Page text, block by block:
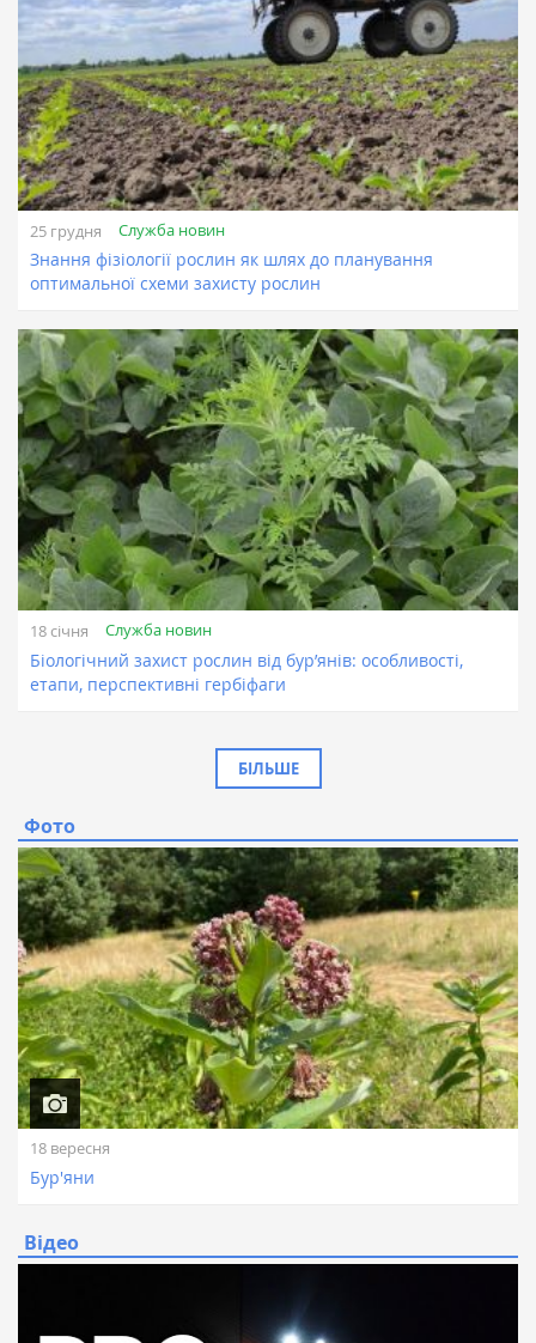
25 грудня Служба новин
Знання фізіології рослин як шлях до планування
оптимальної схеми захисту рослин
18 січня Служба новин
Біологічний захист рослин від бур’янів: особливості,
етапи, перспективні гербіфаги
БІЛЬШЕ
Фото
18 вересня
Бур'яни
Відео